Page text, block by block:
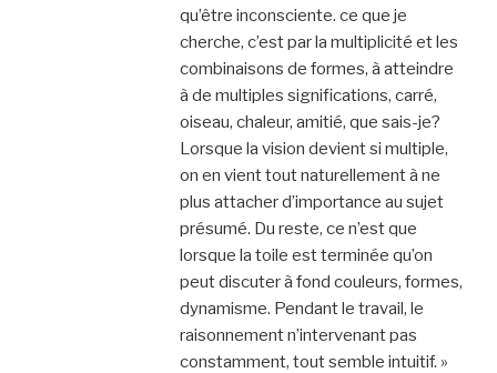
qu’être inconsciente. ce que je
cherche, c’est par la multiplicité et les
combinaisons de formes, à atteindre
à de multiples significations, carré,
oiseau, chaleur, amitié, que sais-je?
Lorsque la vision devient si multiple,
on en vient tout naturellement à ne
plus attacher d’importance au sujet
présumé. Du reste, ce n’est que
lorsque la toile est terminée qu’on
peut discuter à fond couleurs, formes,
dynamisme. Pendant le travail, le
raisonnement n’intervenant pas
constamment, tout semble intuitif. »